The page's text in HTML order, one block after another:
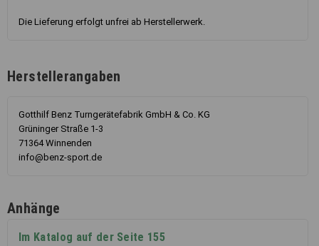
Die Lieferung erfolgt unfrei ab Herstellerwerk.
Herstellerangaben
Gotthilf Benz Turngerätefabrik GmbH & Co. KG
Grüninger Straße 1-3
71364 Winnenden
info@benz-sport.de
Anhänge
Im Katalog auf der Seite 155